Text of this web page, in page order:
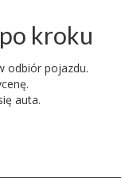
kroku
odbiór pojazdu.
auta.